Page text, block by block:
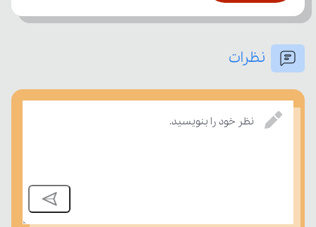
امتحان، میزان تسلط خود را بر مفاهیم درسی بسنجند.
نظرات
نظر خود را بنویسید.